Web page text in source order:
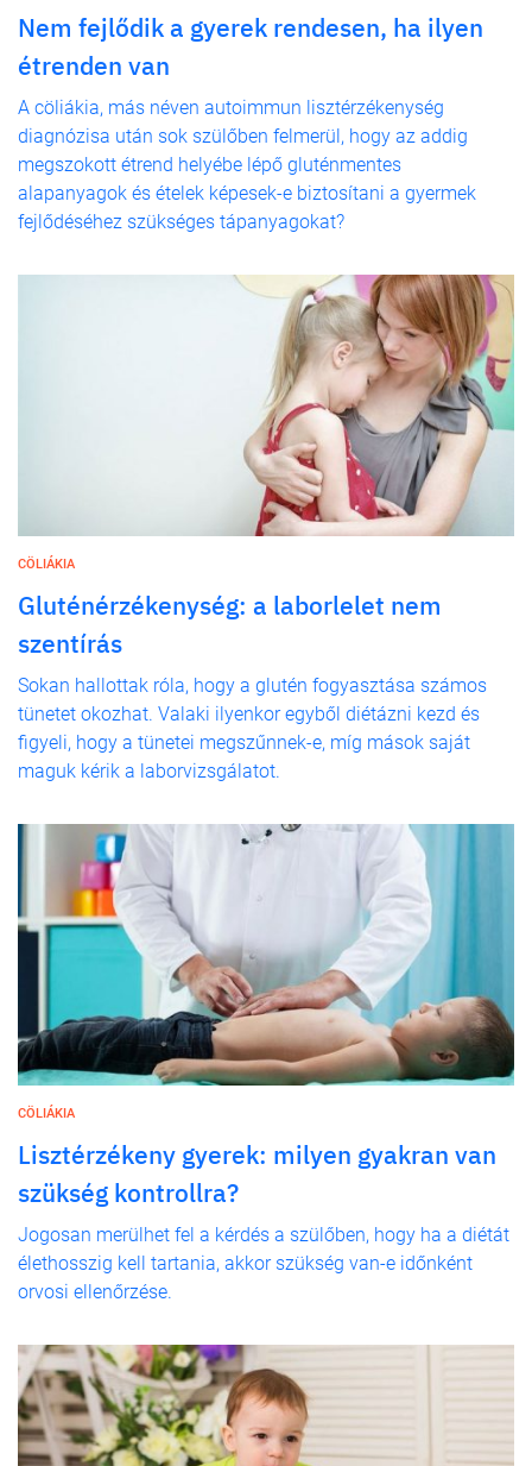
Nem fejlődik a gyerek rendesen, ha ilyen
étrenden van
A cöliákia, más néven autoimmun lisztérzékenység
diagnózisa után sok szülőben felmerül, hogy az addig
megszokott étrend helyébe lépő gluténmentes
alapanyagok és ételek képesek-e biztosítani a gyermek
fejlődéséhez szükséges tápanyagokat?
CÖLIÁKIA
Gluténérzékenység: a laborlelet nem
szentírás
Sokan hallottak róla, hogy a glutén fogyasztása számos
tünetet okozhat. Valaki ilyenkor egyből diétázni kezd és
figyeli, hogy a tünetei megszűnnek-e, míg mások saját
maguk kérik a laborvizsgálatot.
CÖLIÁKIA
Lisztérzékeny gyerek: milyen gyakran van
szükség kontrollra?
Jogosan merülhet fel a kérdés a szülőben, hogy ha a diétát
élethosszig kell tartania, akkor szükség van-e időnként
orvosi ellenőrzése.